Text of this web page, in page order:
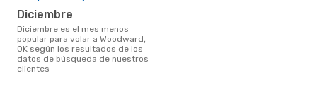
diciembre
diciembre es el mes menos
popular para volar a Woodward,
OK según los resultados de los
datos de búsqueda de nuestros
clientes